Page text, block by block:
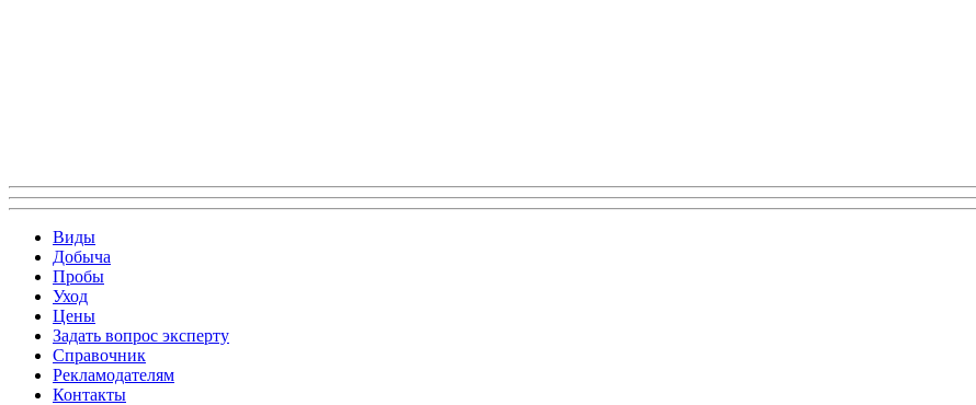
Виды
Добыча
Пробы
Уход
Цены
Задать вопрос эксперту
Справочник
Рекламодателям
Контакты